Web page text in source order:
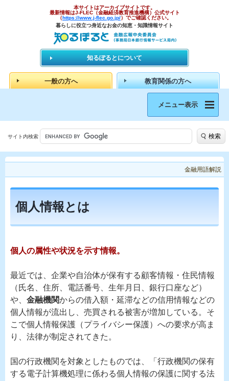
本サイトはアーカイブサイトです。
最新情報はJ-FLEC（金融経済教育推進機構）公式サイト
（https://www.j-flec.go.jp/）でご確認ください。
暮らしに役立つ身近なお金の知恵・知識情報サイト
知るぽるとについて
一般の方へ 教育関係の方へ
メニュー表示
サイト内検索 検索
金融用語解説
個人情報とは
個人の属性や状況を示す情報。
最近では、企業や自治体が保有する顧客情報・住民情報
（氏名、住所、電話番号、生年月日、銀行口座など）
や、 金融機関からの借入額・延滞などの信用情報などの
個人情報が流出し、売買される被害が増加している。そ
こで個人情報保護（プライバシー保護）への要求が高ま
り、法律が制定されてきた。
国の行政機関を対象としたものでは、「行政機関の保有
する電子計算機処理に係わる個人情報の保護に関する法